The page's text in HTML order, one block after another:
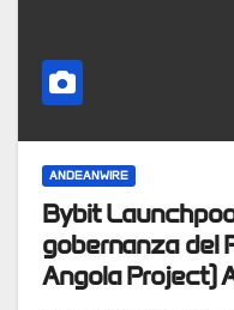
ANDEANWIRE
Bybit
gobernanza del
Angola Project)